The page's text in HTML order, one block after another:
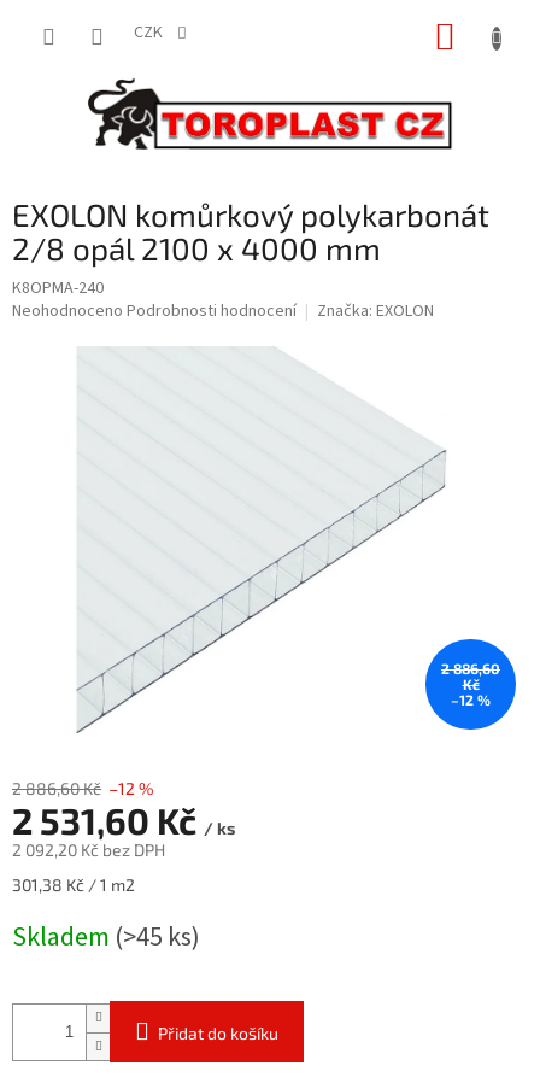
CZK
EXOLON komůrkový polykarbonát
2/8 opál 2100 x 4000 mm
K8OPMA-240
Průměrné
Neohodnoceno Podrobnosti hodnocení Značka: EXOLON
2 886,60
Kč
–12 %
2 886,60 Kč –12 %
2 531,60 Kč / ks
2 092,20 Kč bez DPH
Měrná
301,38 Kč / 1 m2
Skladem (>45 ks)
Přidat do košíku